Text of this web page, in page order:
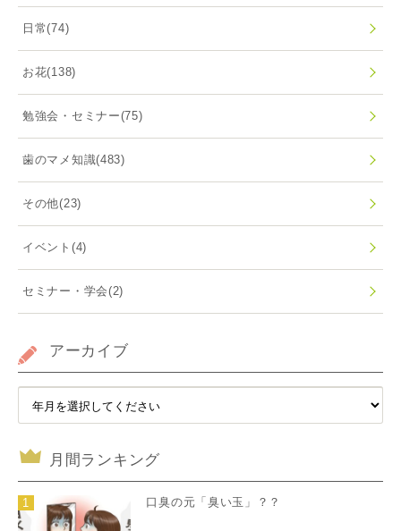
日常(74)
お花(138)
勉強会・セミナー(75)
歯のマメ知識(483)
その他(23)
イベント (4)
セミナー・学会(2)
アーカイブ
月間ランキング
1 口臭の元「臭い玉」？？